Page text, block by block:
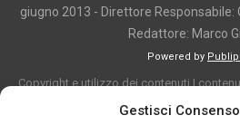
Gestisci
giugno 2013 - Direttore Responsabile:
Redattore: Marco
Powered by
Copyright e utilizzo dei contenuti I
articoli, immagini, fotografie, video e